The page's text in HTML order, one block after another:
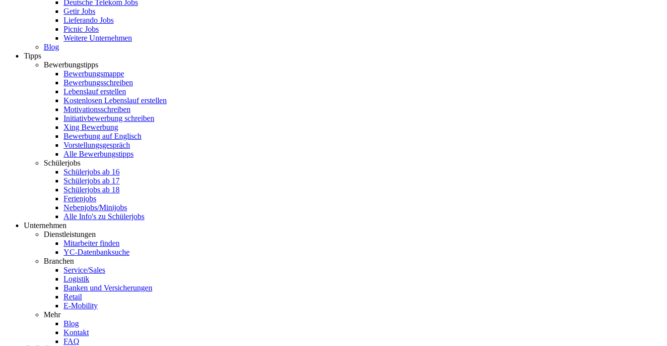
Deutsche Telekom Jobs
Getir Jobs
Lieferando Jobs
Picnic Jobs
Weitere Unternehmen
Blog
Tipps
Bewerbungstipps
Bewerbungsmappe
Bewerbungsschreiben
Lebenslauf erstellen
Kostenlosen Lebenslauf erstellen
Motivationsschreiben
Initiativbewerbung schreiben
Xing Bewerbung
Bewerbung auf Englisch
Vorstellungsgespräch
Alle Bewerbungstipps
Schülerjobs
Schülerjobs ab 16
Schülerjobs ab 17
Schülerjobs ab 18
Ferienjobs
Nebenjobs/Minijobs
Alle Info's zu Schülerjobs
Unternehmen
Dienstleistungen
Mitarbeiter finden
YC-Datenbanksuche
Branchen
Service/Sales
Logistik
Banken und Versicherungen
Retail
E-Mobility
Mehr
Blog
Kontakt
FAQ